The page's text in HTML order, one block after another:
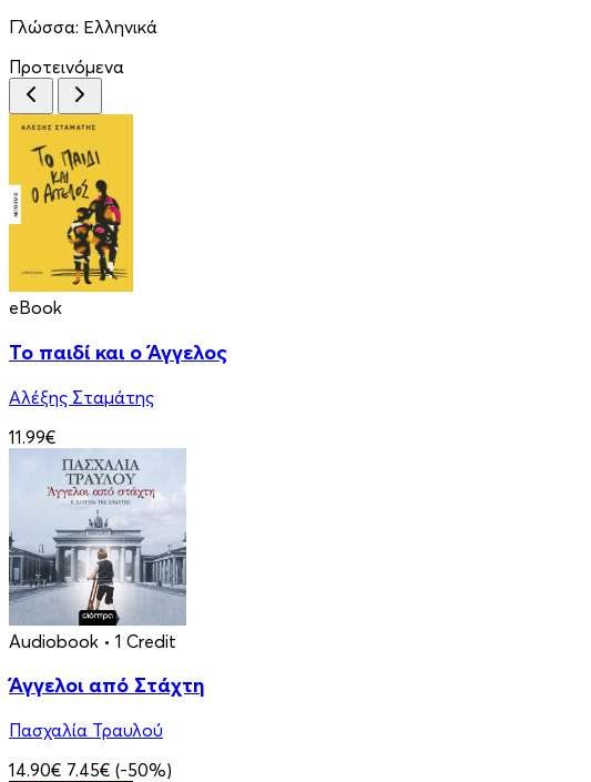
Γλώσσα: Ελληνικά
Προτεινόμενα
eBook
Το παιδί και ο Άγγελος
Αλέξης Σταμάτης
11.99€
Audiobook • 1 Credit
Άγγελοι από Στάχτη
Πασχαλία Τραυλού
14.90€ 7.45€ (-50%)